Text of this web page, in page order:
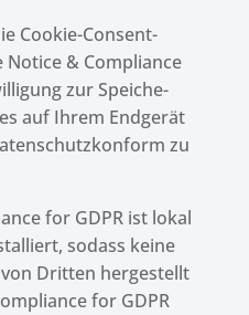
Cookie-Consent-
Notice & Compli­ance
zur Spei­che­
auf Ihrem Endge­rät
zu
for GDPR ist lokal
sodass keine
Drit­ten herge­stellt
for GDPR